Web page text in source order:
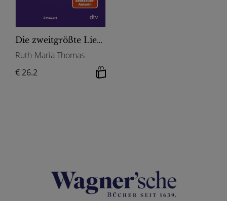
Die zweitgrößte Liebe
Ruth-Maria Thomas
€ 26.2